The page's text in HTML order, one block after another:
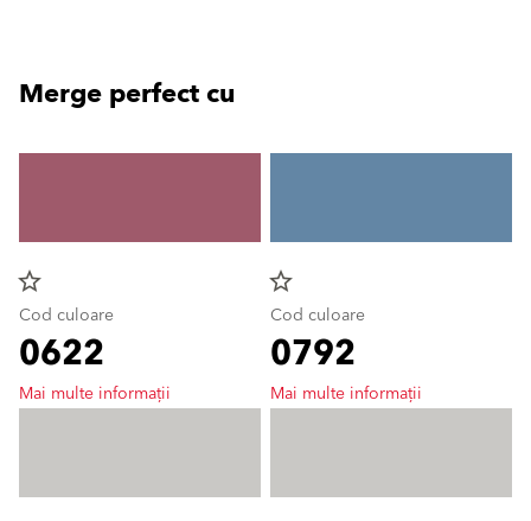
Merge perfect cu
star_border
Cod culoare
0622
Mai multe informații
star_border
Cod culoare
0792
Mai multe informații